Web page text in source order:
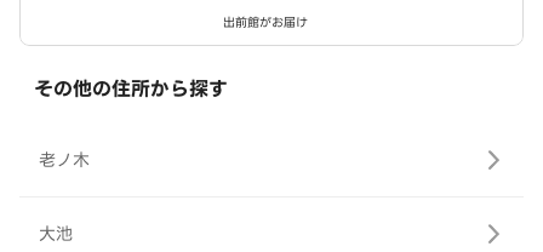
出前館がお届け
その他の住所から探す
老ノ木
大池